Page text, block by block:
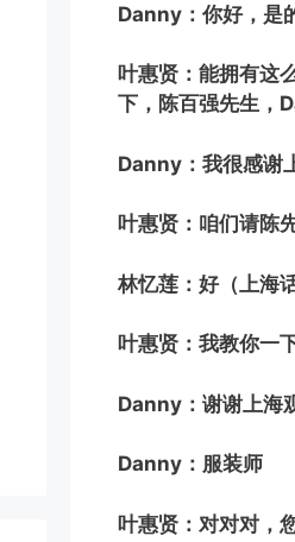
Danny：你好，是
叶惠贤：能拥有这
下，陈百强先生，
Danny：我很感谢
叶惠贤：咱们请陈
林忆莲：好（上海话
叶惠贤：我教你一
Danny：谢谢上海
Danny：服装师
叶惠贤：对对对，